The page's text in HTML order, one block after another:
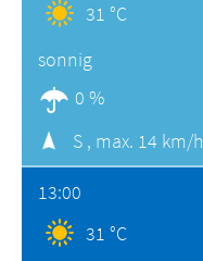
31 °C
sonnig
0 %
S , max. 14 km/h
13:00
31 °C